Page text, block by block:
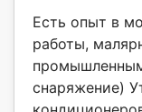
Есть опыт в
работы,
снаряжение)